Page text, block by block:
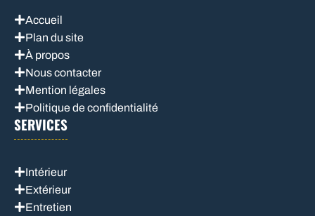
Accueil
Plan du site
À propos
Nous contacter
Mention légales
Politique de confidentialité
SERVICES
Intérieur
Extérieur
Entretien